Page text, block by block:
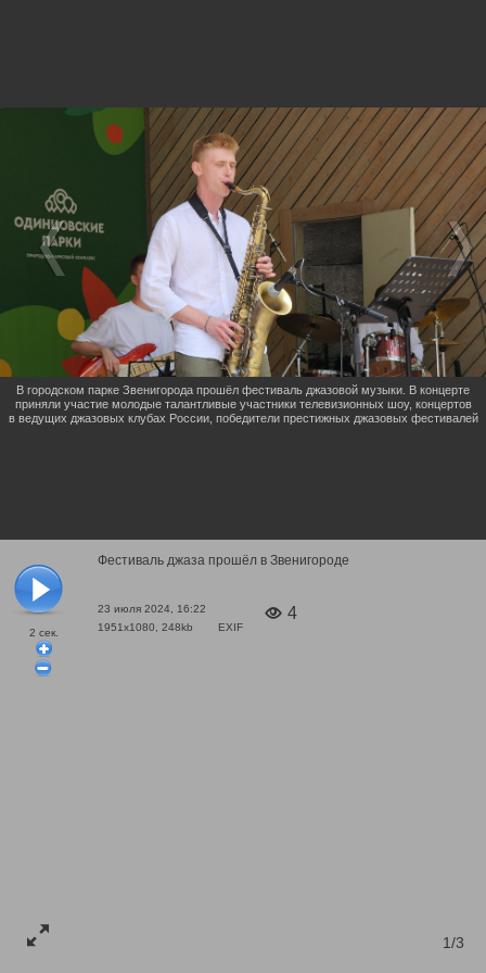
2 сек.
Фестиваль джаза прошёл в Звенигороде
23 июля 2024, 16:22
1951x1080, 248kb
EXIF
4
1/3
В городском парке Звенигорода прошёл фестиваль джазовой музыки. В концерте
приняли участие молодые талантливые участники телевизионных шоу, концертов
в ведущих джазовых клубах России, победители престижных джазовых фестивалей